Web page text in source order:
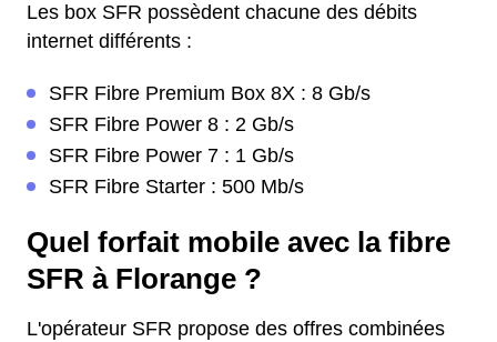
Les box SFR possèdent chacune des débits
internet différents :
SFR Fibre Premium Box 8X : 8 Gb/s
SFR Fibre Power 8 : 2 Gb/s
SFR Fibre Power 7 : 1 Gb/s
SFR Fibre Starter : 500 Mb/s
Quel forfait mobile avec la fibre
SFR à Florange ?
L'opérateur SFR propose des offres combinées